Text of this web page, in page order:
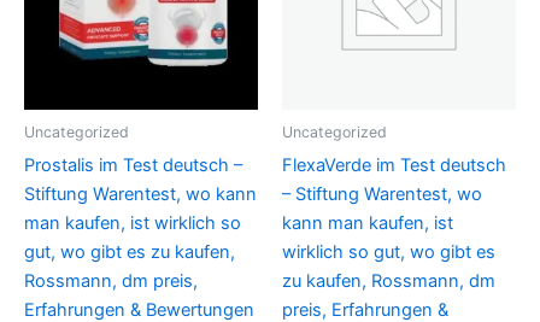
Uncategorized
Prostalis im Test deutsch –
Stiftung Warentest, wo kann
man kaufen, ist wirklich so
gut, wo gibt es zu kaufen,
Rossmann, dm preis,
Erfahrungen & Bewertungen
Uncategorized
FlexaVerde im Test deutsch
– Stiftung Warentest, wo
kann man kaufen, ist
wirklich so gut, wo gibt es
zu kaufen, Rossmann, dm
preis, Erfahrungen &